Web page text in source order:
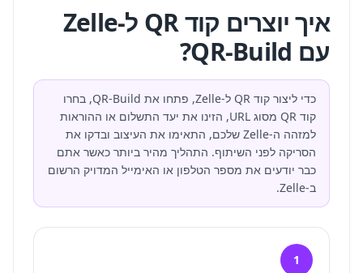
איך יוצרים קוד QR ל-Zelle
עם QR-Build?
כדי ליצור קוד QR ל-Zelle, פתחו את QR-Build, בחרו
קוד QR מסוג URL, הזינו את יעד התשלום או ההוראות
למזהה ה-Zelle שלכם, התאימו את העיצוב ובדקו את
הסריקה לפני השיתוף. התהליך מהיר ביותר כאשר אתם
כבר יודעים את מספר הטלפון או האימייל המדויק הרשום
ב-Zelle.
1